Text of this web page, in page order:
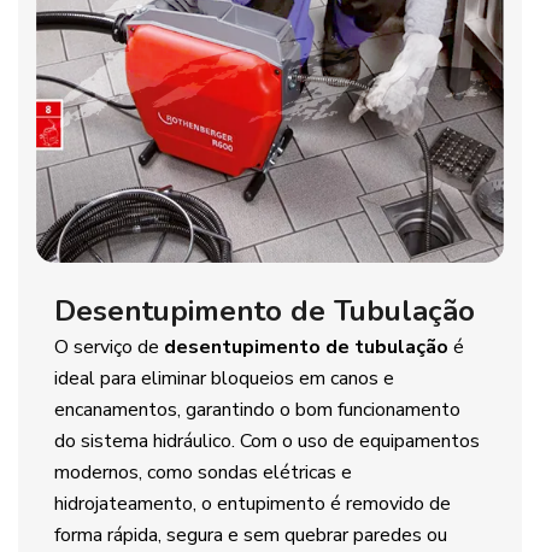
Desentupimento de Tubulação
O serviço de desentupimento de tubulação é
ideal para eliminar bloqueios em canos e
encanamentos, garantindo o bom funcionamento
do sistema hidráulico. Com o uso de equipamentos
modernos, como sondas elétricas e
hidrojateamento, o entupimento é removido de
forma rápida, segura e sem quebrar paredes ou